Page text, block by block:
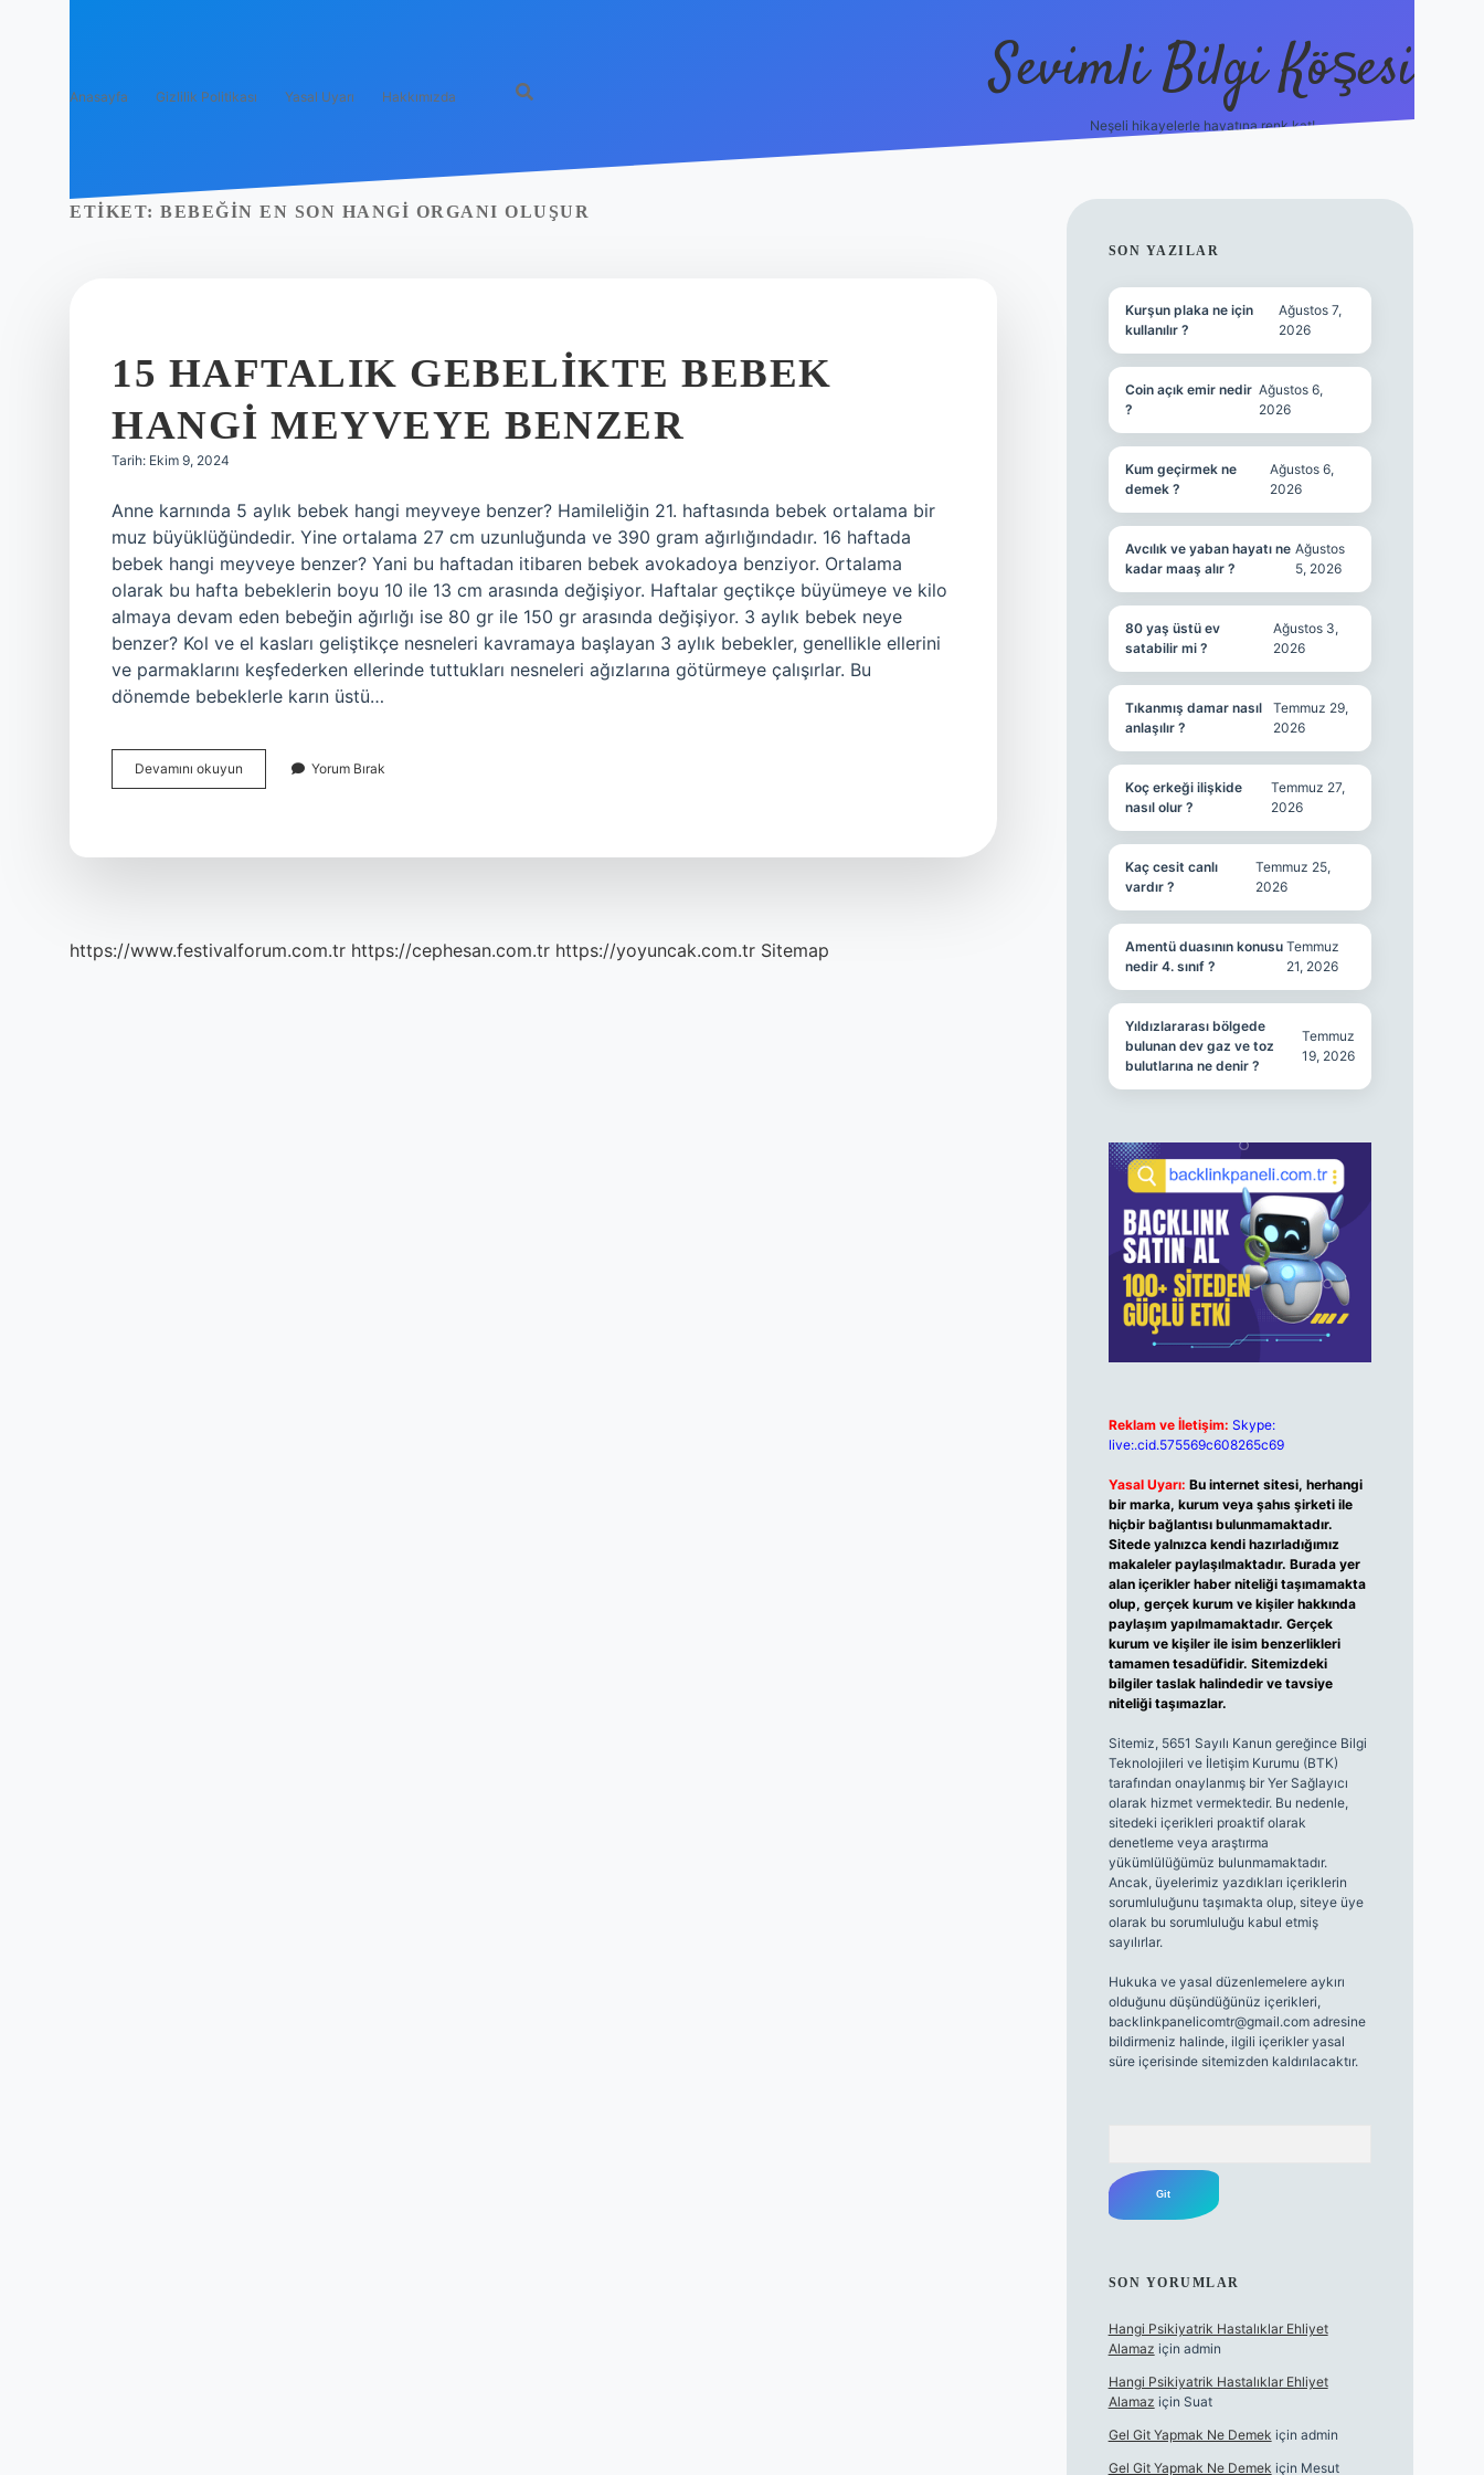
Anasayfa Gizlilik Politikası Yasal Uyarı Hakkımızda Sevimli Bilgi Köşesi
Neşeli hikayelerle hayatına renk kat!
ETIKET: BEBEĞIN EN SON HANGI ORGANI OLUŞUR
15 HAFTALIK GEBELIKTE BEBEK
HANGI MEYVEYE BENZER
Tarih: Ekim 9, 2024
Anne karnında 5 aylık bebek hangi meyveye benzer? Hamileliğin 21. haftasında bebek ortalama bir
muz büyüklüğündedir. Yine ortalama 27 cm uzunluğunda ve 390 gram ağırlığındadır. 16 haftada
bebek hangi meyveye benzer? Yani bu haftadan itibaren bebek avokadoya benziyor. Ortalama
olarak bu hafta bebeklerin boyu 10 ile 13 cm arasında değişiyor. Haftalar geçtikçe büyümeye ve kilo
almaya devam eden bebeğin ağırlığı ise 80 gr ile 150 gr arasında değişiyor. 3 aylık bebek neye
benzer? Kol ve el kasları geliştikçe nesneleri kavramaya başlayan 3 aylık bebekler, genellikle ellerini
ve parmaklarını keşfederken ellerinde tuttukları nesneleri ağızlarına götürmeye çalışırlar. Bu
dönemde bebeklerle karın üstü…
Devamını okuyun
Haftalık
Yorum Bırak
https://www.festivalforum.com.tr https://cephesan.com.tr https://yoyuncak.com.tr Sitemap
SIDEBAR
SON YAZILAR
Kurşun plaka ne için
kullanılır ?
Ağustos 7,
2026
Coin açık emir nedir
?
Ağustos 6,
2026
Kum geçirmek ne
demek ?
Ağustos 6,
2026
Avcılık ve yaban hayatı ne
kadar maaş alır ?
Ağustos
5, 2026
80 yaş üstü ev
satabilir mi ?
Ağustos 3,
2026
Tıkanmış damar nasıl
anlaşılır ?
Temmuz 29,
2026
Koç erkeği ilişkide
nasıl olur ?
Temmuz 27,
2026
Kaç cesit canlı
vardır ?
Temmuz 25,
2026
Amentü duasının konusu
nedir 4. sınıf ?
Temmuz
21, 2026
Yıldızlararası bölgede
bulunan dev gaz ve toz
bulutlarına ne denir ?
Temmuz
19, 2026
Reklam ve İletişim: Skype:
live:.cid.575569c608265c69
Yasal Uyarı: Bu internet sitesi, herhangi
bir marka, kurum veya şahıs şirketi ile
hiçbir bağlantısı bulunmamaktadır.
Sitede yalnızca kendi hazırladığımız
makaleler paylaşılmaktadır. Burada yer
alan içerikler haber niteliği taşımamakta
olup, gerçek kurum ve kişiler hakkında
paylaşım yapılmamaktadır. Gerçek
kurum ve kişiler ile isim benzerlikleri
tamamen tesadüfidir. Sitemizdeki
bilgiler taslak halindedir ve tavsiye
niteliği taşımazlar.
Sitemiz, 5651 Sayılı Kanun gereğince Bilgi
Teknolojileri ve İletişim Kurumu (BTK)
tarafından onaylanmış bir Yer Sağlayıcı
olarak hizmet vermektedir. Bu nedenle,
sitedeki içerikleri proaktif olarak
denetleme veya araştırma
yükümlülüğümüz bulunmamaktadır.
Ancak, üyelerimiz yazdıkları içeriklerin
sorumluluğunu taşımakta olup, siteye üye
olarak bu sorumluluğu kabul etmiş
sayılırlar.
Hukuka ve yasal düzenlemelere aykırı
olduğunu düşündüğünüz içerikleri,
backlinkpanelicomtr@gmail.comadresine
bildirmeniz halinde, ilgili içerikler yasal
süre içerisinde sitemizden kaldırılacaktır.
SON YORUMLAR
Hangi Psikiyatrik Hastalıklar Ehliyet
Alamaz için admin
Hangi Psikiyatrik Hastalıklar Ehliyet
Alamaz için Suat
Gel Git Yapmak Ne Demek için admin
Gel Git Yapmak Ne Demek için Mesut
hiltonbet güncel giriş